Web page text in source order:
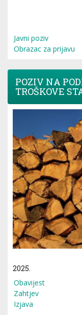
Javni poziv
Obrazac za prijavu
POZIV NA
TROŠKOVE
2025.
Obavijest
Zahtjev
Izjava